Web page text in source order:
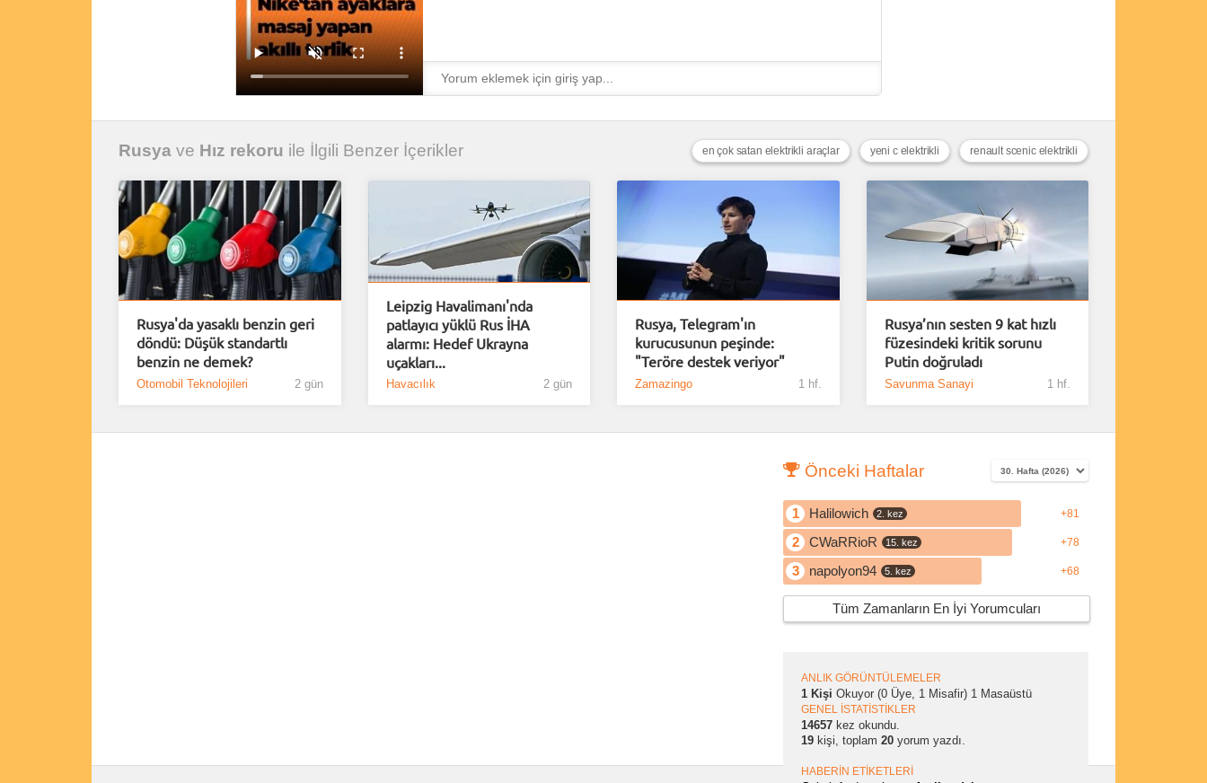
Rusya ve Hız rekoru ile İlgili Benzer İçerikler renault scenic elektrikli
yeni c elektrikli
en çok satan elektrikli araçlar
Rusya'da yasaklı benzin geri
döndü: Düşük standartlı
benzin ne demek?
Otomobil Teknolojileri 2 gün
Leipzig Havalimanı'nda
patlayıcı yüklü Rus İHA
alarmı: Hedef Ukrayna
uçakları...
Havacılık 2 gün
Rusya, Telegram'ın
kurucusunun peşinde:
"Teröre destek veriyor"
Zamazingo 1 hf.
Rusya’nın sesten 9 kat hızlı
füzesindeki kritik sorunu
Putin doğruladı
Savunma Sanayi 1 hf.
Önceki Haftalar
1 Halilowich 2. kez +81
2 CWaRRioR 15. kez +78
3 napolyon94 5. kez +68
Tüm Zamanların En İyi Yorumcuları
ANLIK GÖRÜNTÜLEMELER
1 Kişi Okuyor (0 Üye, 1 Misafir) 1 Masaüstü
GENEL İSTATİSTİKLER
14657 kez okundu.
19 kişi, toplam 20 yorum yazdı.
HABERİN ETİKETLERİ